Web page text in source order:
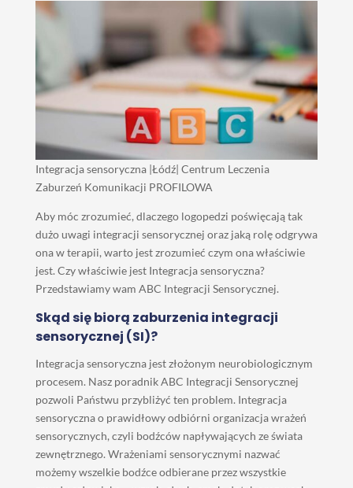
Integracja sensoryczna |Łódź| Centrum Leczenia
Zaburzeń Komunikacji PROFILOWA
Aby móc zrozumieć, dlaczego logopedzi poświęcają tak
dużo uwagi integracji sensorycznej oraz jaką rolę odgrywa
ona w terapii, warto jest zrozumieć czym ona właściwie
jest. Czy właściwie jest Integracja sensoryczna?
Przedstawiamy wam ABC Integracji Sensorycznej.
Skąd się biorą zaburzenia integracji
sensorycznej (SI)?
Integracja sensoryczna jest złożonym neurobiologicznym
procesem. Nasz poradnik ABC Integracji Sensorycznej
pozwoli Państwu przybliżyć ten problem. Integracja
sensoryczna o prawidłowy odbiórni organizacja wrażeń
sensorycznych, czyli bodźców napływających ze świata
zewnętrznego. Wrażeniami sensorycznymi nazwać
możemy wszelkie bodźce odbierane przez wszystkie